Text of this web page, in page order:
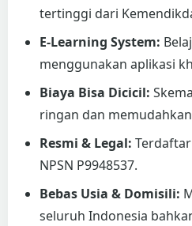
tertinggi dari
E-Learning System:
menggunakan aplikasi
Biaya Bisa Dicicil:
ringan dan
Resmi & Legal:
NPSN P9948537.
Bebas Usia & Domisili:
seluruh Indonesia